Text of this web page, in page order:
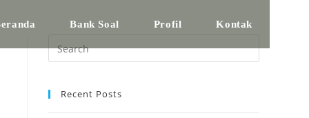
Bank Soal Profil Kontak
Recent Posts